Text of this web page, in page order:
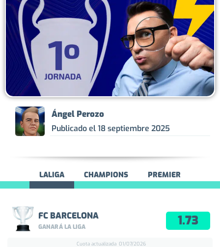
Ángel Perozo
Publicado el 18 septiembre 2025
LALIGA CHAMPIONS PREMIER
FC BARCELONA
GANARÁ LA LIGA 1.73
Cuota actualizada 01/07/2026